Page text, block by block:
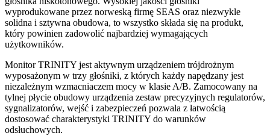
wyprodukowane przez norweską firmę SEAS oraz niezwykle
solidna i sztywna obudowa, to wszystko składa się na produkt,
który powinien zadowolić najbardziej wymagających
użytkowników.
Monitor TRINITY jest aktywnym urządzeniem trójdrożnym
wyposażonym w trzy głośniki, z których każdy napędzany jest
niezależnym wzmacniaczem mocy w klasie A/B. Zamocowany na
tylnej płycie obudowy urządzenia zestaw precyzyjnych regulatorów,
sygnalizatorów, wejść i zabezpieczeń pozwala z łatwością
dostosować charakterystyki TRINITY do warunków
odsłuchowych.